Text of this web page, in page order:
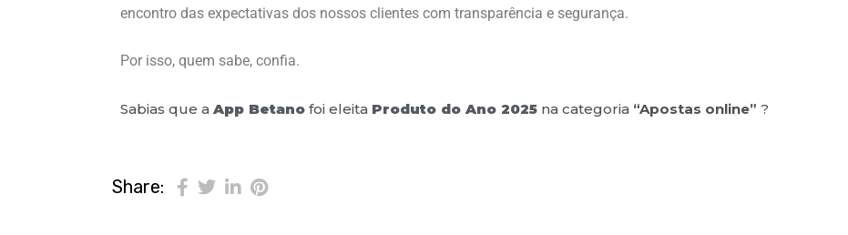
encontro das expectativas dos nossos clientes com transparência e segurança.
Por isso, quem sabe, confia.
Sabias que a App Betano foi eleita Produto do Ano 2025 na categoria “Apostas online” ?
Share: